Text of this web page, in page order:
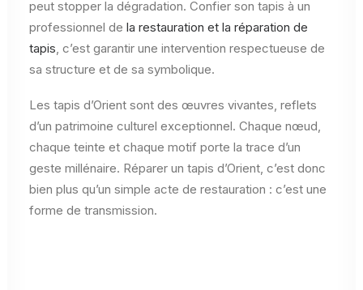
peut stopper la dégradation. Confier son tapis à un
professionnel de la restauration et la réparation de
tapis, c’est garantir une intervention respectueuse de
sa structure et de sa symbolique.
Les tapis d’Orient sont des œuvres vivantes, reflets
d’un patrimoine culturel exceptionnel. Chaque nœud,
chaque teinte et chaque motif porte la trace d’un
geste millénaire. Réparer un tapis d’Orient, c’est donc
bien plus qu’un simple acte de restauration : c’est une
forme de transmission.